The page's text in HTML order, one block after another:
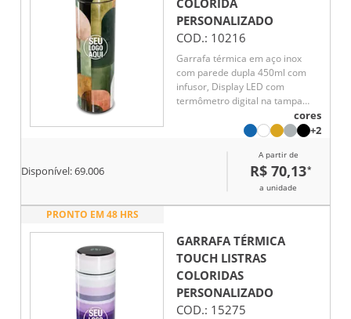
COLORIDA
PERSONALIZADO
COD.: 10216
Garrafa térmica em aço inox
com parede dupla 450ml com
infusor, Display LED com
termômetro digital na tampa
para indicar a temperatura do
líquido, Conserva líquido quente
cores
+2
Disponível:69.006
A partir de
R$ 70,13*
a unidade
PRONTO EM 48 HRS
GARRAFA TÉRMICA
TOUCH LISTRAS
COLORIDAS
PERSONALIZADO
COD.: 15275